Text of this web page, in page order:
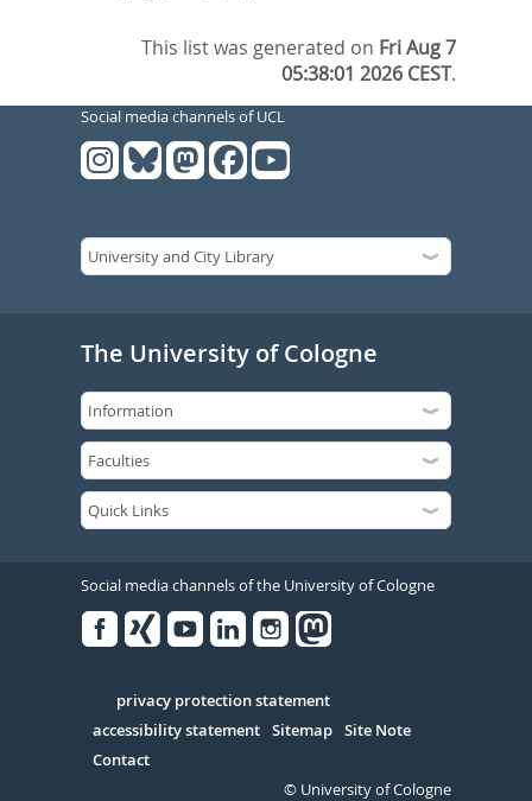
This list was generated on Fri Aug 7
05:38:01 2026 CEST.
Social media channels of UCL
The University of Cologne
Social media channels of the University of Cologne
Serivce
privacy protection statement
accessibility statement Sitemap Site Note
Contact
© University of Cologne